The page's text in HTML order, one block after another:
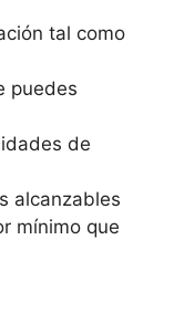
tal como
puedes
de
alcanzables
mínimo que